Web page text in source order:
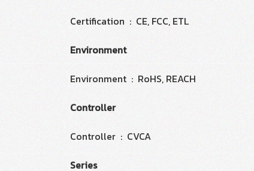
Certification : CE, FCC, ETL
Environment
Environment : RoHS, REACH
Controller
Controller : CVCA
Series